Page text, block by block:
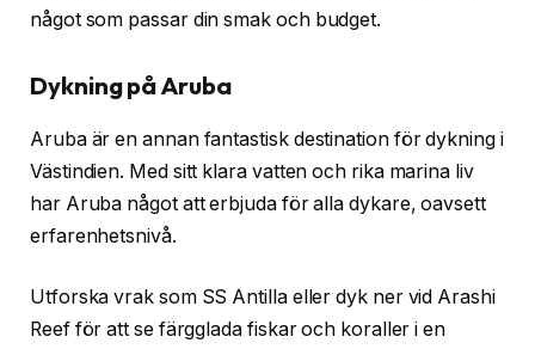
något som passar din smak och budget.
Dykning på Aruba
Aruba är en annan fantastisk destination för dykning i
Västindien. Med sitt klara vatten och rika marina liv
har Aruba något att erbjuda för alla dykare, oavsett
erfarenhetsnivå.
Utforska vrak som SS Antilla eller dyk ner vid Arashi
Reef för att se färgglada fiskar och koraller i en